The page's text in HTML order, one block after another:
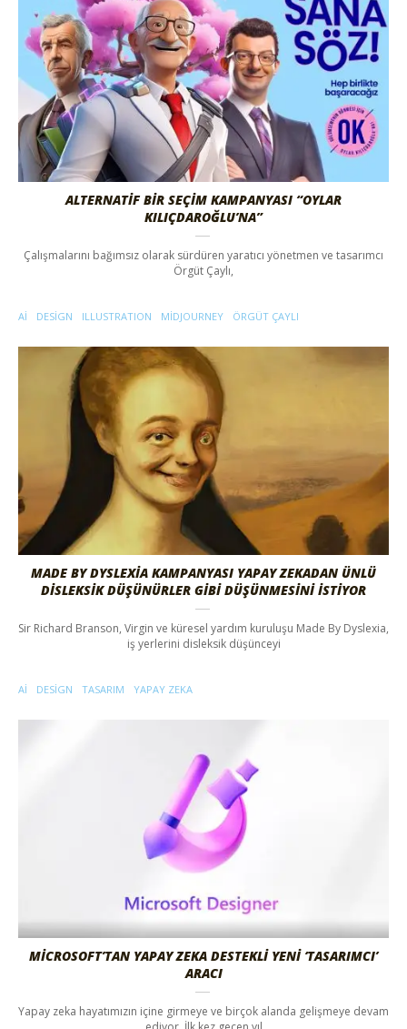
ALTERNATIF BIR SEÇIM KAMPANYASI “OYLAR
KILIÇDAROĞLU’NA”
Çalışmalarını bağımsız olarak sürdüren yaratıcı yönetmen ve tasarımcı
Örgüt Çaylı,
AI DESIGN ILLUSTRATION MIDJOURNEY ÖRGÜT ÇAYLI
MADE BY DYSLEXIA KAMPANYASI YAPAY ZEKADAN ÜNLÜ
DISLEKSIK DÜŞÜNÜRLER GIBI DÜŞÜNMESINI İSTIYOR
Sir Richard Branson, Virgin ve küresel yardım kuruluşu Made By Dyslexia,
iş yerlerini disleksik düşünceyi
AI DESIGN TASARIM YAPAY ZEKA
MICROSOFT’TAN YAPAY ZEKA DESTEKLI YENI ‘TASARIMCI’
ARACI
Yapay zeka hayatımızın içine girmeye ve birçok alanda gelişmeye devam